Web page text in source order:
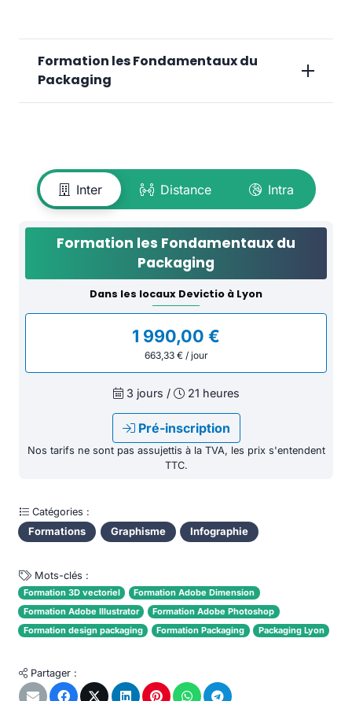
Formation les Fondamentaux du
Packaging
Inter Distance Intra
Formation les Fondamentaux du
Packaging
Dans les locaux Devictio à Lyon
1 990,00 €
663,33 € / jour
3 jours / 21 heures
Pré-inscription
Nos tarifs ne sont pas assujettis à la TVA, les prix s'entendent
TTC.
Catégories :
Formations Graphisme Infographie
Mots-clés :
Formation 3D vectoriel
Formation Adobe Dimension
Formation Adobe Illustrator
Formation Adobe Photoshop
Formation design packaging
Formation Packaging Packaging Lyon
Partager :